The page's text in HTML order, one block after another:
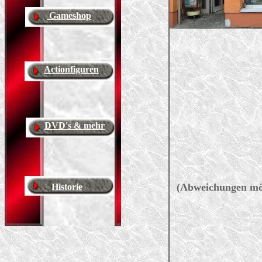
Gameshop
Actionfiguren
DVD's & mehr
Historie (Abweichungen